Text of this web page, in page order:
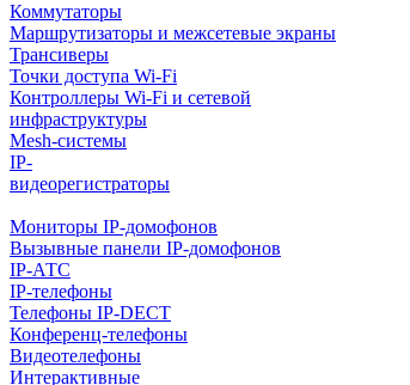
Коммутаторы
Маршрутизаторы и межсетевые экраны
Трансиверы
Точки доступа Wi-Fi
Контроллеры Wi-Fi и сетевой
инфраструктуры
Mesh-системы
IP-
видеорегистраторы
и
Мониторы IP-домофонов
Вызывные панели IP-домофонов
IP-АТС
IP-телефоны
Телефоны IP-DECT
Конференц-телефоны
Видеотелефоны
Интерактивные